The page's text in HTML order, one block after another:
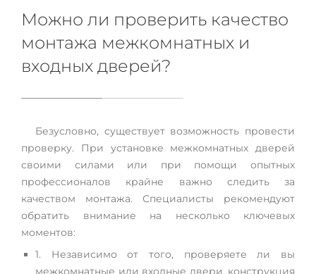
Можно ли проверить качество
монтажа межкомнатных и
входных дверей?
Безусловно, существует возможность провести
проверку. При установке межкомнатных дверей
своими силами или при помощи опытных
профессионалов крайне важно следить за
качеством монтажа. Специалисты рекомендуют
обратить внимание на несколько ключевых
моментов:
1. Независимо от того, проверяете ли вы